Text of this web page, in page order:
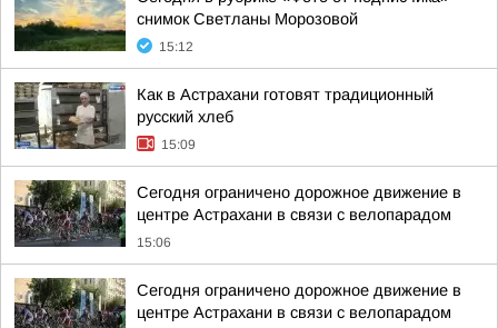
снимок Светланы Морозовой
15:12
Как в Астрахани готовят традиционный
русский хлеб
15:09
Сегодня ограничено дорожное движение в
центре Астрахани в связи с велопарадом
15:06
Сегодня ограничено дорожное движение в
центре Астрахани в связи с велопарадом